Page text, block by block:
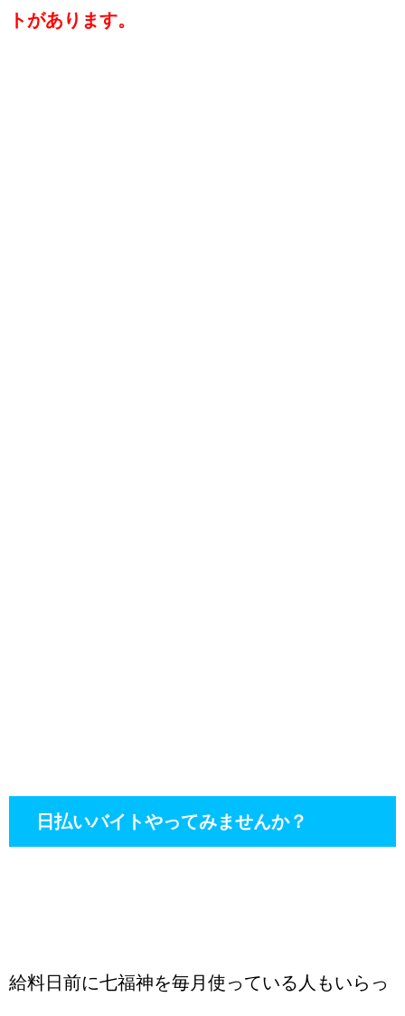
トがあります。
日払いバイトやってみませんか？
給料日前に七福神を毎月使っている人もいらっ